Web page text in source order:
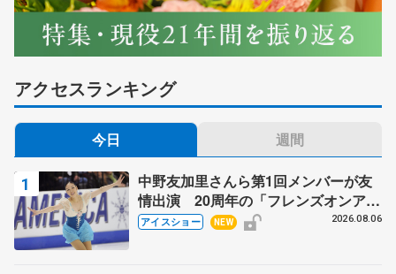
アクセスランキング
今日 週間
中野友加里さんら第1回メンバーが友
情出演 20周年の「フレンズオンアイ
ス」 宮本賢二さん、有川梨絵さん、
アイスショー NEW 2026.08.06